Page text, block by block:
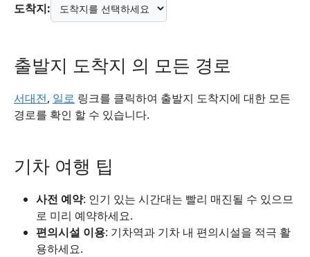
도착지:
출발지 도착지 의 모든 경로
서대전, 일로 링크를 클릭하여 출발지 도착지에 대한 모든
경로를 확인 할 수 있습니다.
기차 여행 팁
사전 예약: 인기 있는 시간대는 빨리 매진될 수 있으므
로 미리 예약하세요.
편의시설 이용: 기차역과 기차 내 편의시설을 적극 활
용하세요.